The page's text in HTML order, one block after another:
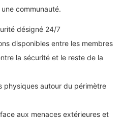
communauté.
désigné 24/7
disponibles entre les membres
la sécurité et le reste de la
physiques autour du périmètre
aux menaces extérieures et